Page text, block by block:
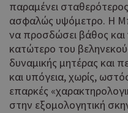
παραμένει
ασφαλώς υψόμετρο. Η
να προσδώσει βάθος
κατώτερο του
δυναμικής μητέρας και
και υπόγεια, χωρίς,
επαρκές
στην εξομολογητική